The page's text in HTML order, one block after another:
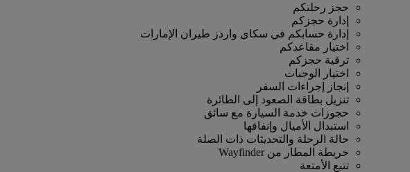
حجز رحلتكم
إدارة حجزكم
إدارة حسابكم في سكاي واردز طيران الإمارات
اختيار مقاعدكم
ترقية حجزكم
اختيار الوجبات
إنجاز إجراءات السفر
تنزيل بطاقة الصعود إلى الطائرة
حجوزات خدمة السيارة مع سائق
استبدال الأميال وإنفاقها
حالة الرحلة والتحديثات ذات الصلة
خريطة المطار من Wayfinder
تتبع الأمتعة